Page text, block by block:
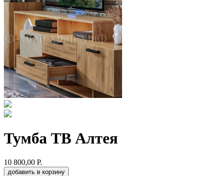
Тумба ТВ Алтея
10 800,00 Р.
добавить в корзину